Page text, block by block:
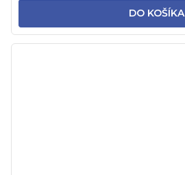
DO KOŠÍKA